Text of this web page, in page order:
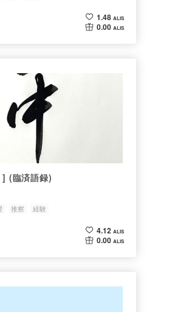
1.48 ALIS
0.00 ALIS
(臨済語録)
推察 経験
4.12 ALIS
0.00 ALIS